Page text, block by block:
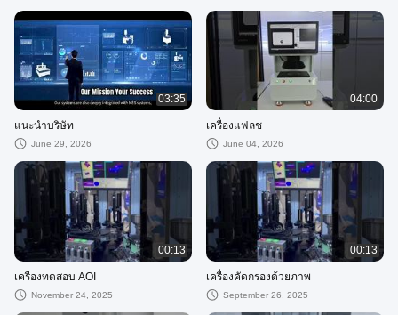
03:35
แนะนำบริษัท
June 29, 2026
04:00
เครื่องแฟลช
June 04, 2026
00:13
เครื่องทดสอบ AOI
November 24, 2025
00:13
เครื่องคัดกรองด้วยภาพ
September 26, 2025